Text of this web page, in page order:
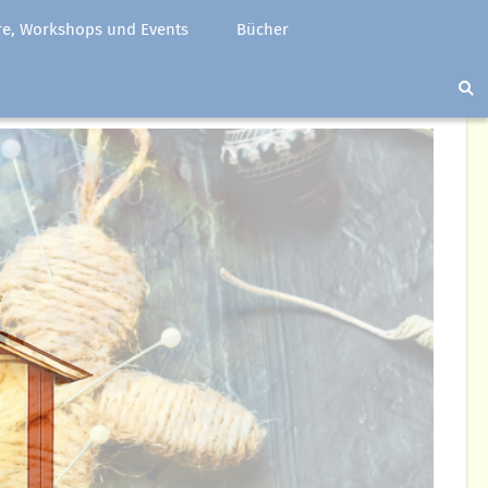
Workshops und Events Bücher